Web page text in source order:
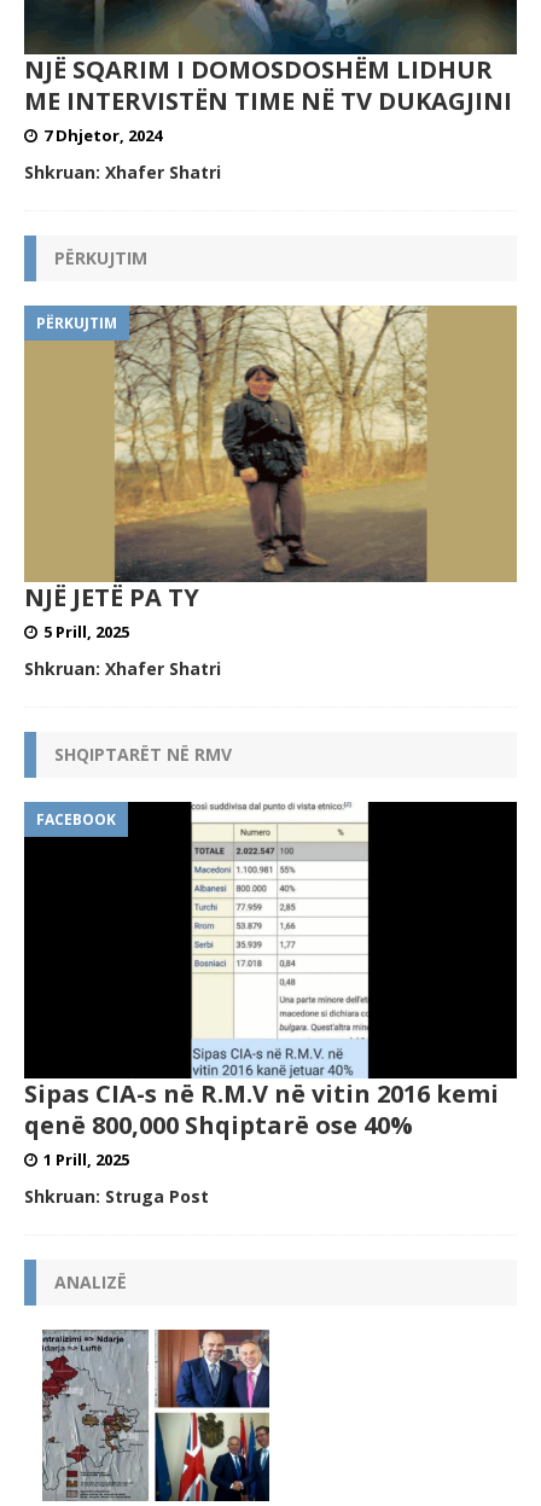
NJË SQARIM I DOMOSDOSHËM LIDHUR
ME INTERVISTËN TIME NË TV DUKAGJINI
7 Dhjetor, 2024
Shkruan: Xhafer Shatri
PËRKUJTIM
PËRKUJTIM
NJË JETË PA TY
5 Prill, 2025
Shkruan: Xhafer Shatri
SHQIPTARËT NË RMV
FACEBOOK
Sipas CIA-s në R.M.V në vitin 2016 kemi
qenë 800,000 Shqiptarë ose 40%
1 Prill, 2025
Shkruan: Struga Post
ANALIZË